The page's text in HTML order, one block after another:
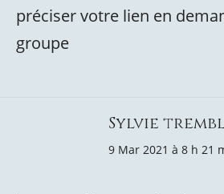
préciser votre lien en
groupe
Sylvie
9 Mar 2021 à 8 h 21